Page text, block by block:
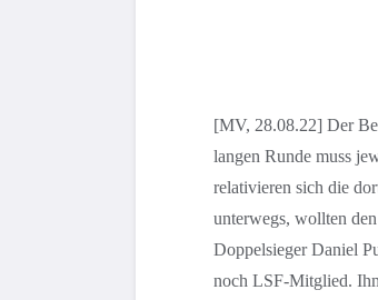
[MV, 28.08.22] Der
langen Runde muss
relativieren sich die
unterwegs, wollten
Doppelsieger Daniel
noch LSF-Mitglied.